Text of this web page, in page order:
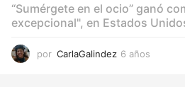
“Sumérgete en el ocio” ganó
excepcional", en Estados
por CarlaGalindez 6 años